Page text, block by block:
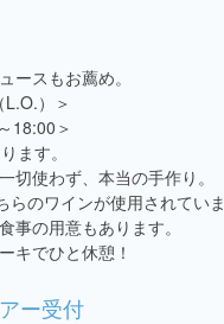
ースもお薦め。
）＞
18:00＞
ます。
切使わず、本当の手作り。
のワインが使用されていま
事の用意もあります。
キでひと休憩！
ー受付